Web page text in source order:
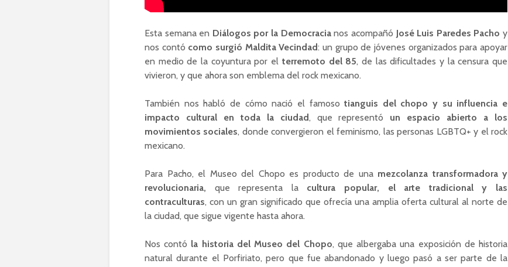
Esta semana en Diálogos por la Democracianos acompañó José Luis Paredes Pacho y
nos contó como surgió Maldita Vecindad: un grupo de jóvenes organizados para apoyar
en medio de la coyuntura por el terremoto del 85, de las dificultades y la censura que
vivieron, y que ahora son emblema del rock mexicano.
También nos habló de cómo nació el famoso tianguis del chopo y su influencia e
impacto cultural en toda la ciudad, que representó un espacio abierto a los
movimientos sociales, donde convergieron el feminismo, las personas LGBTQ+ y el rock
mexicano.
Para Pacho, el Museo del Chopo es producto de una mezcolanza transformadora y
revolucionaria, que representa la cultura popular, el arte tradicional y las
contraculturas, con un gran significado que ofrecía una amplia oferta cultural al norte de
la ciudad, que sigue vigente hasta ahora.
Nos contó la historia del Museo del Chopo, que albergaba una exposición de historia
natural durante el Porfiriato, pero que fue abandonado y luego pasó a ser parte de la